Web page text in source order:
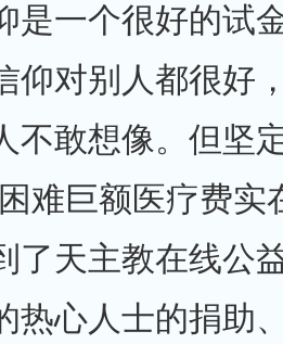
是一个很好的试
仰对别人都很好
不敢想像。但坚
巨额医疗费实在
了天主教在线公
热心人士的捐助